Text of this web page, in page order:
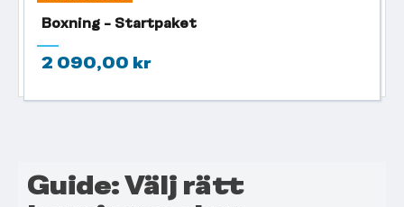
Boxning - Startpaket
2 090,00 kr
Guide: Välj rätt